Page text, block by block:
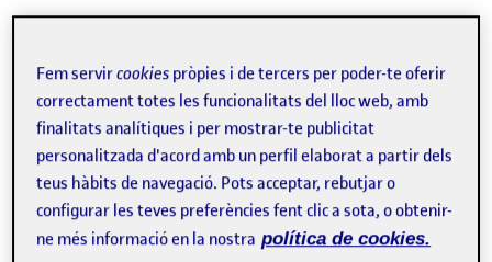
Semestre 20221 - Aula 1 Ismael Navarro Páez
Ismael Navarro Páez
Publicat per Práctica final – Don’t Touch My Treasure
Publicat per
Ismael Navarro Páez
4 comentarisa Práctica final – Don’t Touch My
Fem servircookies pròpies i de tercers per poder-te oferir
correctament totes les funcionalitats del lloc web, amb
finalitats analítiques i per mostrar-te publicitat
personalitzada d'acord amb un perfil elaborat a partir dels
teus hàbits de navegació. Pots acceptar, rebutjar o
configurar les teves preferències fent clic a sota, o obtenir-
ne més informació en la nostra política de cookies.